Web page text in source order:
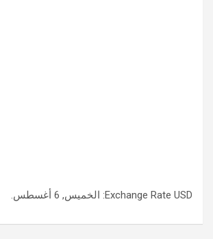
Exchange Rate USD : الخميس, 6 أغسطس.